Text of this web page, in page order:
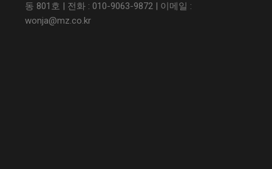
동 801호 | 전화 : 010-9063-9872 | 이메일 :
wonja@mz.co.kr